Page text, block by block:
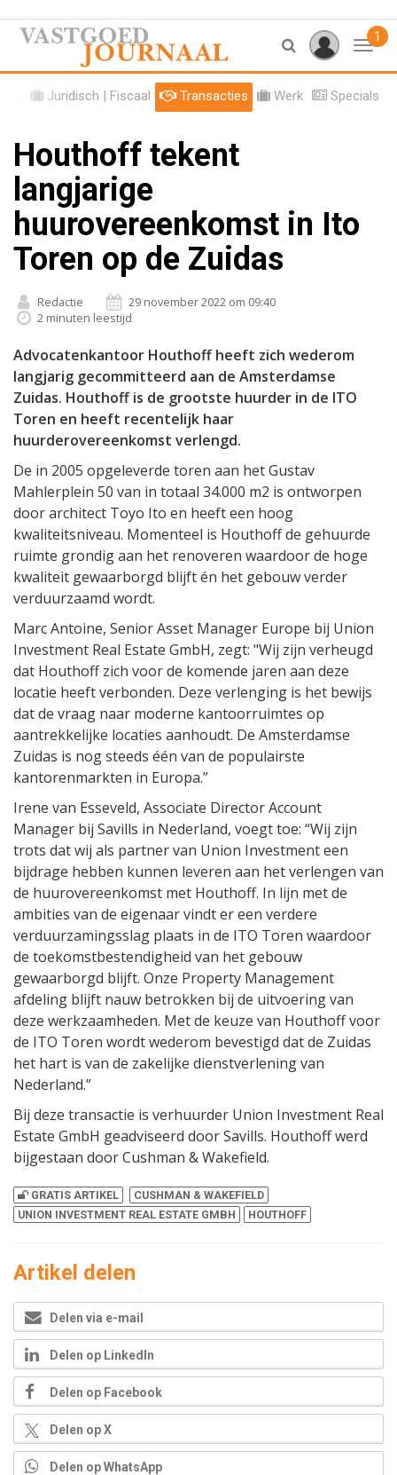
1
Juridisch | Fiscaal Transacties Werk Specials
Houthoff tekent
langjarige
huurovereenkomst in Ito
Toren op de Zuidas
Redactie
29 november 2022 om 09:40
2 minuten leestijd
Advocatenkantoor Houthoff heeft zich wederom
langjarig gecommitteerd aan de Amsterdamse
Zuidas. Houthoff is de grootste huurder in de ITO
Toren en heeft recentelijk haar
huurderovereenkomst verlengd.
De in 2005 opgeleverde toren aan het Gustav
Mahlerplein 50 van in totaal 34.000 m2 is ontworpen
door architect Toyo Ito en heeft een hoog
kwaliteitsniveau. Momenteel is Houthoff de gehuurde
ruimte grondig aan het renoveren waardoor de hoge
kwaliteit gewaarborgd blijft én het gebouw verder
verduurzaamd wordt.
Marc Antoine, Senior Asset Manager Europe bij Union
Investment Real Estate GmbH, zegt: "Wij zijn verheugd
dat Houthoff zich voor de komende jaren aan deze
locatie heeft verbonden. Deze verlenging is het bewijs
dat de vraag naar moderne kantoorruimtes op
aantrekkelijke locaties aanhoudt. De Amsterdamse
Zuidas is nog steeds één van de populairste
kantorenmarkten in Europa.”
Irene van Esseveld, Associate Director Account
Manager bij Savills in Nederland, voegt toe: “Wij zijn
trots dat wij als partner van Union Investment een
bijdrage hebben kunnen leveren aan het verlengen van
de huurovereenkomst met Houthoff. In lijn met de
ambities van de eigenaar vindt er een verdere
verduurzamingsslag plaats in de ITO Toren waardoor
de toekomstbestendigheid van het gebouw
gewaarborgd blijft. Onze Property Management
afdeling blijft nauw betrokken bij de uitvoering van
deze werkzaamheden. Met de keuze van Houthoff voor
de ITO Toren wordt wederom bevestigd dat de Zuidas
het hart is van de zakelijke dienstverlening van
Nederland.”
Bij deze transactie is verhuurder Union Investment Real
Estate GmbH geadviseerd door Savills. Houthoff werd
bijgestaan door Cushman & Wakefield.
GRATIS ARTIKEL
CUSHMAN & WAKEFIELD
UNION INVESTMENT REAL ESTATE GMBH
HOUTHOFF
Artikel delen
Delen via e-mail
Delen op LinkedIn
Delen op Facebook
Delen op X
Delen op WhatsApp